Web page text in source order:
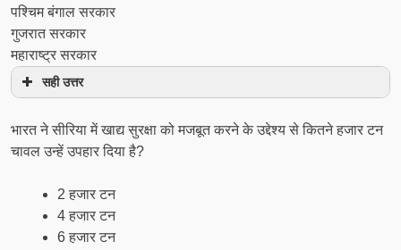
पश्चिम बंगाल सरकार
गुजरात सरकार
महाराष्ट्र सरकार
सही उत्तर
भारत ने सीरिया में खाद्य सुरक्षा को मजबूत करने के उद्देश्य से कितने हजार टन
चावल उन्हें उपहार दिया है?
2 हजार टन
4 हजार टन
6 हजार टन